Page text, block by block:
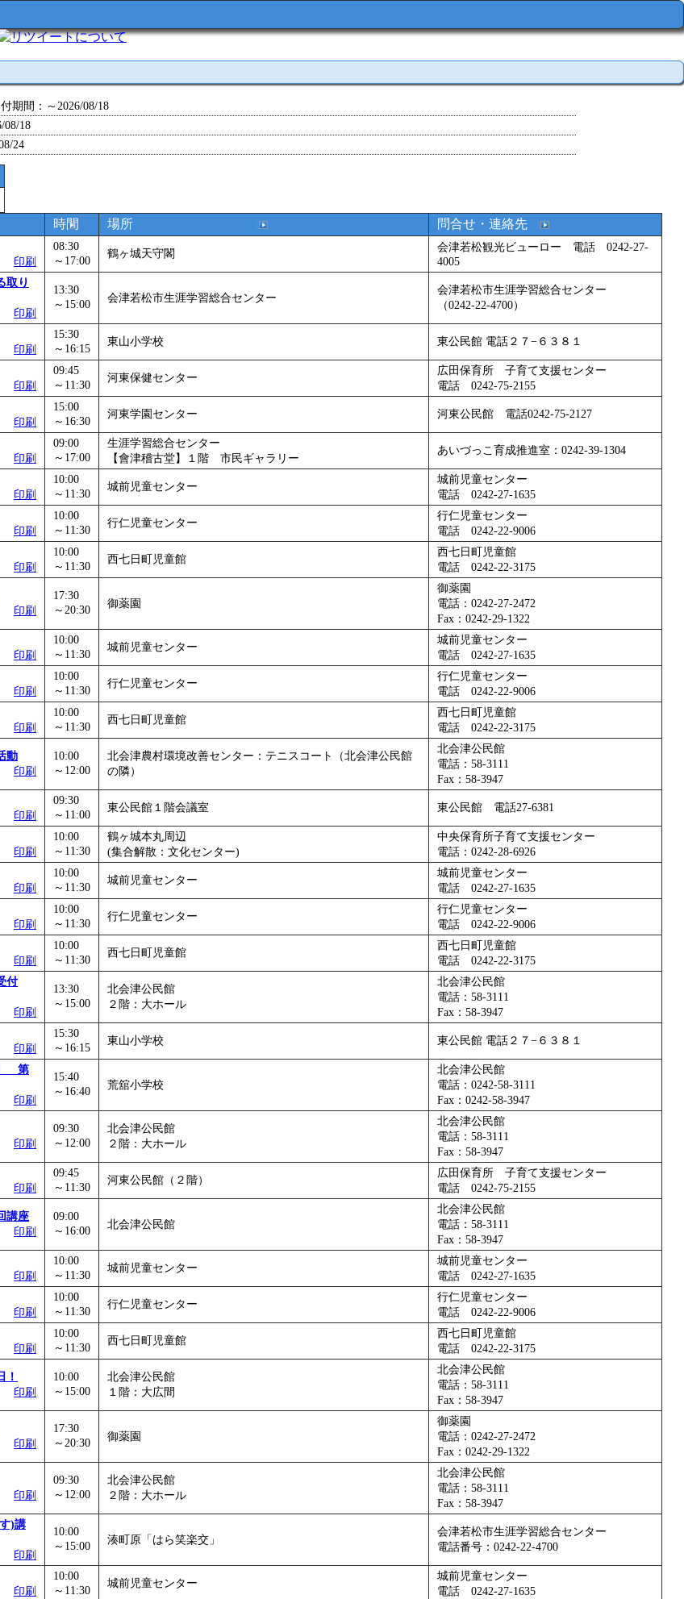
について
期間：～2026/08/18
08/18
24
28
01
09/07
09/11
物競争でお土産をゲットせよ！」 受付期間：～2026/09/13
14
期間：～2026/09/29
09/30
期間：～2026/11/05
30
期間：～2026/12/03
時間 場所 問合せ・連絡先
印刷
08:30
～17:00
鶴ヶ城天守閣
会津若松観光ビューロー 電話 0242-27-
4005
取り
印刷
13:30
～15:00
会津若松市生涯学習総合センター
会津若松市生涯学習総合センター
（0242-22-4700）
印刷
15:30
～16:15
東山小学校 東公民館 電話２７−６３８１
印刷
09:45
～11:30
河東保健センター
広田保育所 子育て支援センター
電話 0242-75-2155
印刷
15:00
～16:30
河東学園センター 河東公民館 電話0242-75-2127
印刷
09:00
～17:00
生涯学習総合センター
【會津稽古堂】１階 市民ギャラリー
あいづっこ育成推進室：0242-39-1304
印刷
10:00
～11:30
城前児童センター
城前児童センター
電話 0242-27-1635
印刷
10:00
～11:30
行仁児童センター
行仁児童センター
電話 0242-22-9006
印刷
10:00
～11:30
西七日町児童館
西七日町児童館
電話 0242-22-3175
印刷
17:30
～20:30
御薬園
御薬園
電話：0242-27-2472
Fax：0242-29-1322
印刷
10:00
～11:30
城前児童センター
城前児童センター
電話 0242-27-1635
印刷
10:00
～11:30
行仁児童センター
行仁児童センター
電話 0242-22-9006
印刷
10:00
～11:30
西七日町児童館
西七日町児童館
電話 0242-22-3175
動
印刷
10:00
～12:00
北会津農村環境改善センター：テニスコート（北会津公民館
の隣）
北会津公民館
電話：58-3111
Fax：58-3947
印刷
09:30
～11:00
東公民館１階会議室 東公民館 電話27-6381
印刷
10:00
～11:30
鶴ヶ城本丸周辺
(集合解散：文化センター)
中央保育所子育て支援センター
電話：0242-28-6926
印刷
10:00
～11:30
城前児童センター
城前児童センター
電話 0242-27-1635
印刷
10:00
～11:30
行仁児童センター
行仁児童センター
電話 0242-22-9006
印刷
10:00
～11:30
西七日町児童館
西七日町児童館
電話 0242-22-3175
付
印刷
13:30
～15:00
北会津公民館
２階：大ホール
北会津公民館
電話：58-3111
Fax：58-3947
印刷
15:30
～16:15
東山小学校 東公民館 電話２７−６３８１
第
印刷
15:40
～16:40
荒舘小学校
北会津公民館
電話：0242-58-3111
Fax：0242-58-3947
印刷
09:30
～12:00
北会津公民館
２階：大ホール
北会津公民館
電話：58-3111
Fax：58-3947
印刷
09:45
～11:30
河東公民館（２階）
広田保育所 子育て支援センター
電話 0242-75-2155
講座
印刷
09:00
～16:00
北会津公民館
北会津公民館
電話：58-3111
Fax：58-3947
印刷
10:00
～11:30
城前児童センター
城前児童センター
電話 0242-27-1635
印刷
10:00
～11:30
行仁児童センター
行仁児童センター
電話 0242-22-9006
印刷
10:00
～11:30
西七日町児童館
西七日町児童館
電話 0242-22-3175
！
印刷
10:00
～15:00
北会津公民館
１階：大広間
北会津公民館
電話：58-3111
Fax：58-3947
印刷
17:30
～20:30
御薬園
御薬園
電話：0242-27-2472
Fax：0242-29-1322
印刷
09:30
～12:00
北会津公民館
２階：大ホール
北会津公民館
電話：58-3111
Fax：58-3947
)講
印刷
10:00
～15:00
湊町原「はら笑楽交」
会津若松市生涯学習総合センター
電話番号：0242-22-4700
印刷
10:00
～11:30
城前児童センター
城前児童センター
電話 0242-27-1635